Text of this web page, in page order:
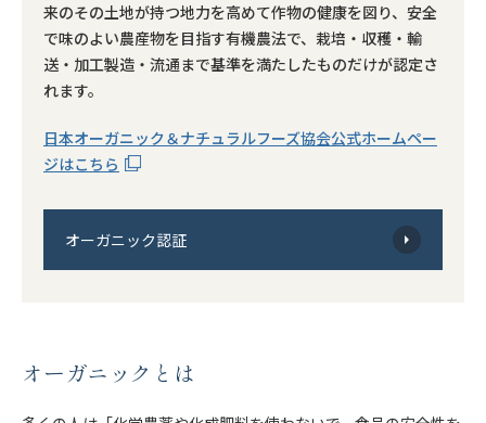
来のその土地が持つ地力を高めて作物の健康を図り、安全
で味のよい農産物を目指す有機農法で、栽培・収穫・輸
送・加工製造・流通まで基準を満たしたものだけが認定さ
れます。
日本オーガニック＆ナチュラルフーズ協会公式ホームペー
ジはこちら
オーガニック認証
オーガニックとは